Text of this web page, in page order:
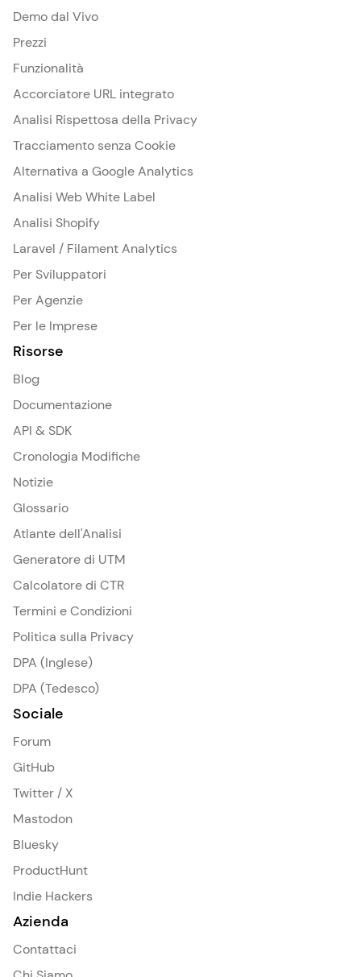
Demo dal Vivo
Prezzi
Funzionalità
Accorciatore URL integrato
Analisi Rispettosa della Privacy
Tracciamento senza Cookie
Alternativa a Google Analytics
Analisi Web White Label
Analisi Shopify
Laravel / Filament Analytics
Per Sviluppatori
Per Agenzie
Per le Imprese
Risorse
Blog
Documentazione
API & SDK
Cronologia Modifiche
Notizie
Glossario
Atlante dell'Analisi
Generatore di UTM
Calcolatore di CTR
Termini e Condizioni
Politica sulla Privacy
DPA (Inglese)
DPA (Tedesco)
Sociale
Forum
GitHub
Twitter / X
Mastodon
Bluesky
ProductHunt
Indie Hackers
Azienda
Contattaci